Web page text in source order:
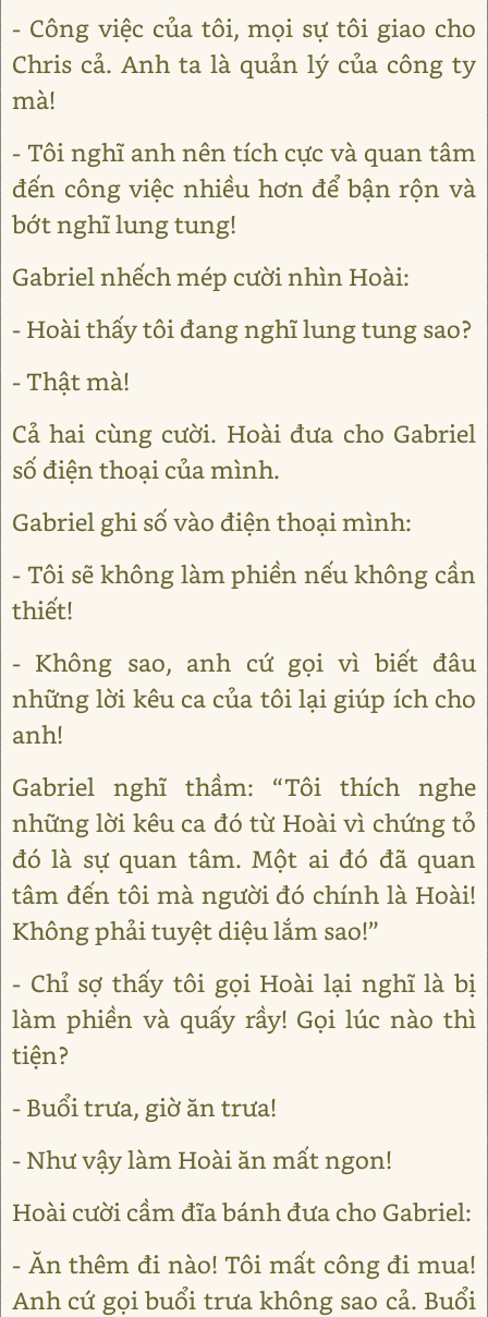
- Công việc của tôi, mọi sự tôi giao cho
Chris cả. Anh ta là quản lý của công ty
mà!
- Tôi nghĩ anh nên tích cực và quan tâm
đến công việc nhiều hơn để bận rộn và
bớt nghĩ lung tung!
Gabriel nhếch mép cười nhìn Hoài:
- Hoài thấy tôi đang nghĩ lung tung sao?
- Thật mà!
Cả hai cùng cười. Hoài đưa cho Gabriel
số điện thoại của mình.
Gabriel ghi số vào điện thoại mình:
- Tôi sẽ không làm phiền nếu không cần
thiết!
- Không sao, anh cứ gọi vì biết đâu
những lời kêu ca của tôi lại giúp ích cho
anh!
Gabriel nghĩ thầm: “Tôi thích nghe
những lời kêu ca đó từ Hoài vì chứng tỏ
đó là sự quan tâm. Một ai đó đã quan
tâm đến tôi mà người đó chính là Hoài!
Không phải tuyệt diệu lắm sao!”
- Chỉ sợ thấy tôi gọi Hoài lại nghĩ là bị
làm phiền và quấy rầy! Gọi lúc nào thì
tiện?
- Buổi trưa, giờ ăn trưa!
- Như vậy làm Hoài ăn mất ngon!
Hoài cười cầm đĩa bánh đưa cho Gabriel:
- Ăn thêm đi nào! Tôi mất công đi mua!
Anh cứ gọi buổi trưa không sao cả. Buổi